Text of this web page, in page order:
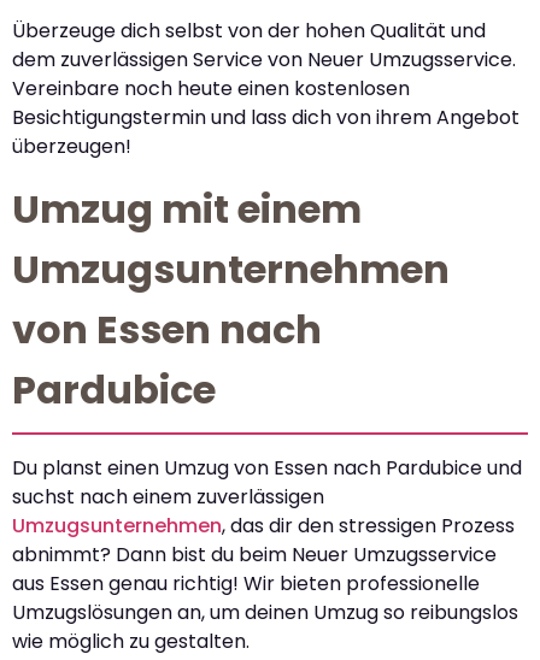
Überzeuge dich selbst von der hohen Qualität und
dem zuverlässigen Service von Neuer Umzugsservice.
Vereinbare noch heute einen kostenlosen
Besichtigungstermin und lass dich von ihrem Angebot
überzeugen!
Umzug mit einem
Umzugsunternehmen
von Essen nach
Pardubice
Du planst einen Umzug von Essen nach Pardubice und
suchst nach einem zuverlässigen
Umzugsunternehmen, das dir den stressigen Prozess
abnimmt? Dann bist du beim Neuer Umzugsservice
aus Essen genau richtig! Wir bieten professionelle
Umzugslösungen an, um deinen Umzug so reibungslos
wie möglich zu gestalten.